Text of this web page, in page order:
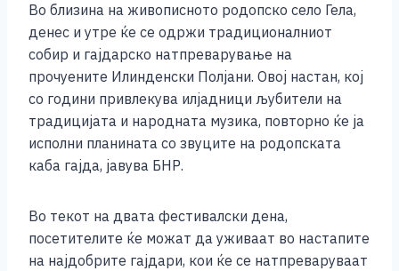
c
e
b
o
o
k
ss
e
n
g
er
tt
er
at
s
A
p
p
er ai
l
p
Li
n
k
ar
Во близина на живописното родопско село Гела,
денес и утре ќе се одржи традиционалниот
собир и гajдарско натпреварување на
прочуените Илинденски Полjaни. Овој настан, кој
со години привлекува илјадници љубители на
традицијата и народната музика, повторно ќе ја
исполни планината со звуците на родопската
каба гајда, јавува БНР.
Во текот на двата фестивалски дена,
посетителите ќе можат да уживаат во настапите
на најдобрите гајдари, кои ќе се натпреваруваат